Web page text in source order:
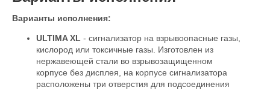
Варианты исполнения:
ULTIMA XL - сигнализатор на взрывоопасные газы,
кислород или токсичные газы. Изготовлен из
нержавеющей стали во взрывозащищенном
корпусе без дисплея, на корпусе сигнализатора
расположены три отверстия для подсоединения